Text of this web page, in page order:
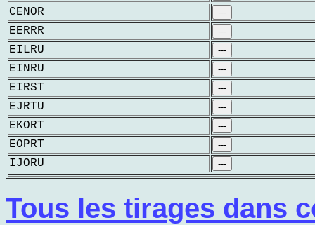
CENOR ---
EERRR ---
EILRU ---
EINRU ---
EIRST ---
EJRTU ---
EKORT ---
EOPRT ---
IJORU ---
Tous les tirages dans